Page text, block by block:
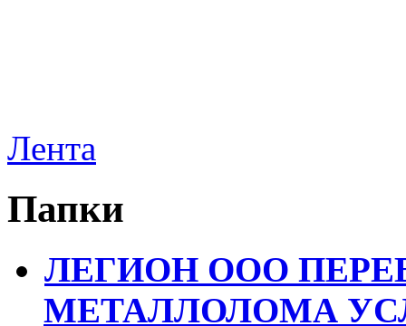
Лента
Папки
ЛЕГИОН ООО
МЕТАЛЛОЛОМА